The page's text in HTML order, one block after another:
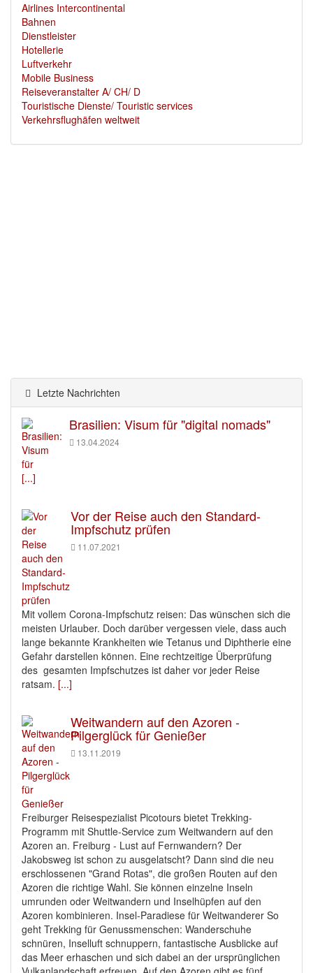
Airlines Intercontinental
Bahnen
Dienstleister
Hotellerie
Luftverkehr
Mobile Business
Reiseveranstalter A/ CH/ D
Touristische Dienste/ Touristic services
Verkehrsflughäfen weltweit
Letzte Nachrichten
Brasilien: Visum für "digital nomads"
13.04.2024
[...]
Vor der Reise auch den Standard-
Impfschutz prüfen
11.07.2021
Mit vollem Corona-Impfschutz reisen: Das wünschen sich die
meisten Urlauber. Doch darüber vergessen viele, dass auch
lange bekannte Krankheiten wie Tetanus und Diphtherie eine
Gefahr darstellen können. Eine rechtzeitige Überprüfung
des gesamten Impfschutzes ist daher vor jeder Reise
ratsam. [...]
Weitwandern auf den Azoren -
Pilgerglück für Genießer
13.11.2019
Freiburger Reisespezialist Picotours bietet Trekking-
Programm mit Shuttle-Service zum Weitwandern auf den
Azoren an. Freiburg - Lust auf Fernwandern? Der
Jakobsweg ist schon zu ausgelatscht? Dann sind die neu
erschlossenen "Grand Rotas", die großen Routen auf den
Azoren die richtige Wahl. Sie können einzelne Inseln
umrunden oder Weitwandern und Inselhüpfen auf den
Azoren kombinieren. Insel-Paradiese für Weitwanderer So
geht Trekking für Genussmenschen: Wanderschuhe
schnüren, Inselluft schnuppern, fantastische Ausblicke auf
das Meer erhaschen und sich dabei an der ursprünglichen